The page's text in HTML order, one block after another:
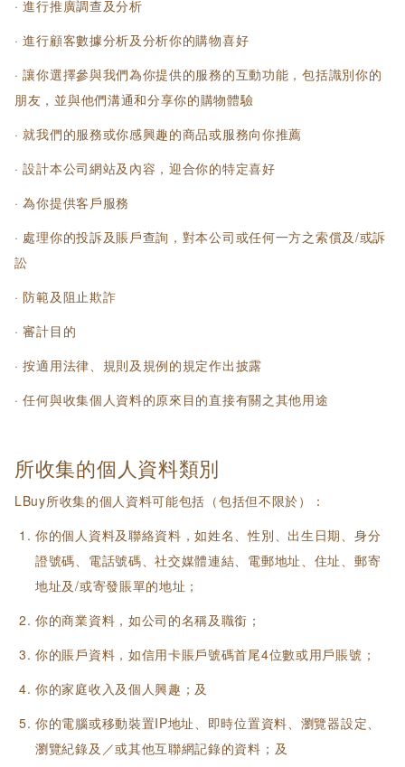
· 進行推廣調查及分析
· 進行顧客數據分析及分析你的購物喜好
· 讓你選擇參與我們為你提供的服務的互動功能，包括識別你的
朋友，並與他們溝通和分享你的購物體驗
· 就我們的服務或你感興趣的商品或服務向你推薦
· 設計本公司網站及內容，迎合你的特定喜好
· 為你提供客戶服務
· 處理你的投訴及賬戶查詢，對本公司或任何一方之索償及/或訴
訟
· 防範及阻止欺詐
· 審計目的
· 按適用法律、規則及規例的規定作出披露
· 任何與收集個人資料的原來目的直接有關之其他用途
所收集的個人資料類別
LBuy所收集的個人資料可能包括（包括但不限於）：
你的個人資料及聯絡資料，如姓名、性別、出生日期、身分
證號碼、電話號碼、社交媒體連結、電郵地址、住址、郵寄
地址及/或寄發賬單的地址；
你的商業資料，如公司的名稱及職銜；
你的賬戶資料，如信用卡賬戶號碼首尾4位數或用戶賬號；
你的家庭收入及個人興趣；及
你的電腦或移動裝置IP地址、即時位置資料、瀏覽器設定、
瀏覽紀錄及／或其他互聯網記錄的資料；及